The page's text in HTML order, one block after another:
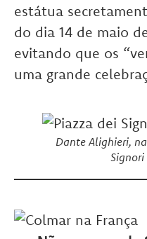
estátua
do dia 14 de maio
evitando que os
uma grande
Dante Alighieri,
Signori